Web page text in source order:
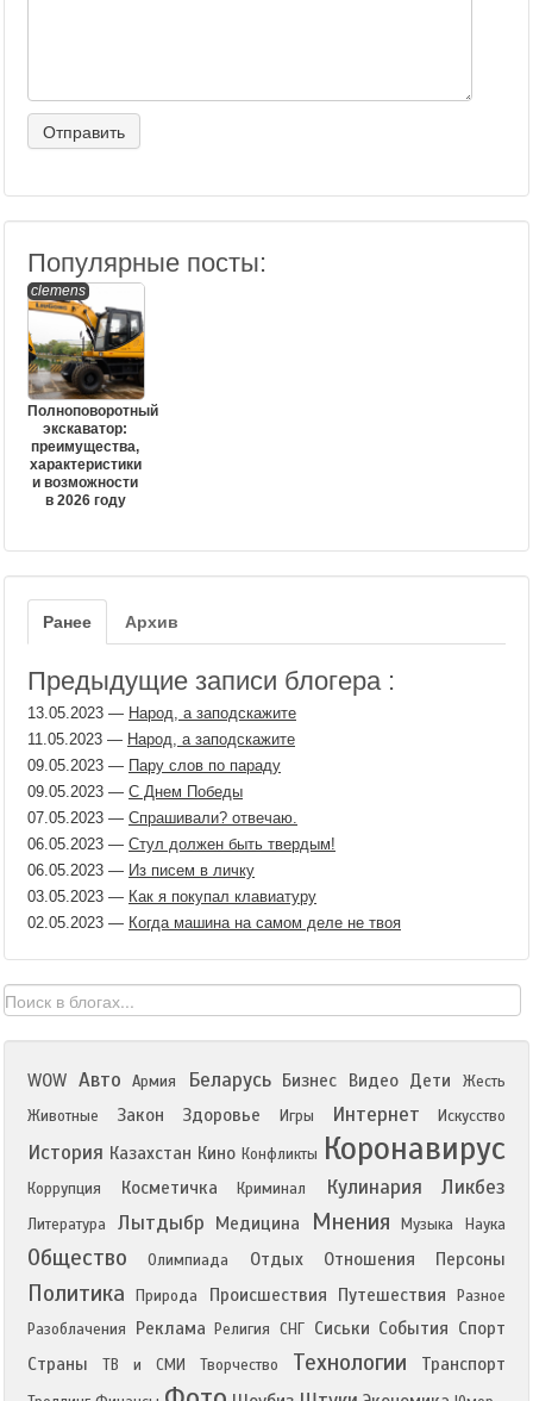
Популярные посты:
clemens
Полноповоротный
экскаватор:
преимущества,
характеристики
и возможности
в 2026 году
Ранее Архив
Предыдущие записи блогера :
13.05.2023 — Народ, а заподскажите
11.05.2023 — Народ, а заподскажите
09.05.2023 — Пару слов по параду
09.05.2023 — С Днем Победы
07.05.2023 — Спрашивали? отвечаю.
06.05.2023 — Стул должен быть твердым!
06.05.2023 — Из писем в личку
03.05.2023 — Как я покупал клавиатуру
02.05.2023 — Когда машина на самом деле не твоя
WOW Авто Армия Беларусь Бизнес Видео Дети
Жесть
Животные
Закон Здоровье Игры Интернет Искусство
История Казахстан Кино Конфликты Коронавирус
Коррупция Косметичка Криминал Кулинария Ликбез
Литература Лытдыбр Медицина Мнения Музыка Наука
Общество Олимпиада Отдых Отношения Персоны
Политика Природа Происшествия Путешествия
Разное
Разоблачения
Реклама Религия СНГ Сиськи События Спорт
Страны
ТВ и СМИ Творчество Технологии Транспорт